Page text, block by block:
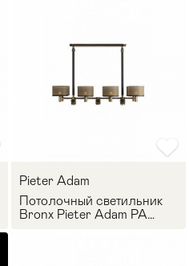
Pieter Adam
Потолочный светильник
Bronx Pieter Adam PA